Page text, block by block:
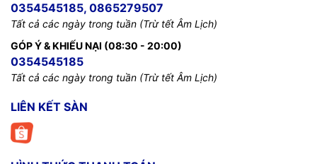
0354545185, 0865279507
Tất cả các ngày trong tuần (Trừ tết Âm Lịch)
GÓP Ý & KHIẾU NẠI (08:30 - 20:00)
0354545185
Tất cả các ngày trong tuần (Trừ tết Âm Lịch)
LIÊN KẾT SÀN